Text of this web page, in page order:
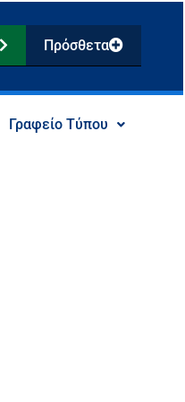
Πρόσθετα
Γραφείο Τύπου